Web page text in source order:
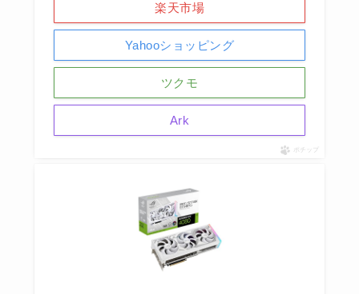
楽天市場
Yahooショッピング
ツクモ
Ark
ポチップ